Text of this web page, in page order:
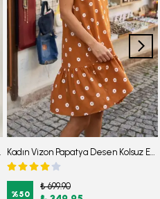
%50
₺ 699.90